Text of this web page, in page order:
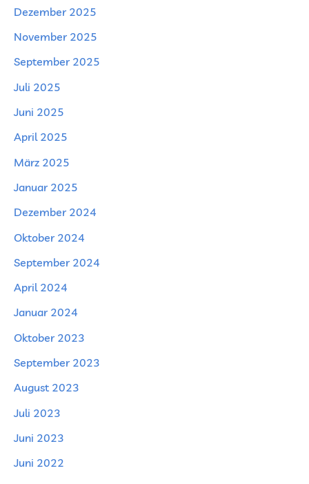
Dezember 2025
November 2025
September 2025
Juli 2025
Juni 2025
April 2025
März 2025
Januar 2025
Dezember 2024
Oktober 2024
September 2024
April 2024
Januar 2024
Oktober 2023
September 2023
August 2023
Juli 2023
Juni 2023
Juni 2022